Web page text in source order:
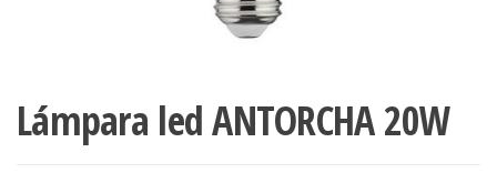
Lámpara led ANTORCHA 20W